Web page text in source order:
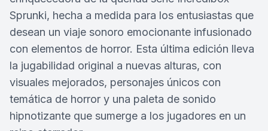
Sprunki, hecha a medida para los entusiastas que
desean un viaje sonoro emocionante infusionado
con elementos de horror. Esta última edición lleva
la jugabilidad original a nuevas alturas, con
visuales mejorados, personajes únicos con
temática de horror y una paleta de sonido
hipnotizante que sumerge a los jugadores en un